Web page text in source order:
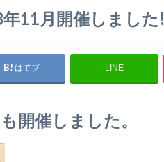
11月開催しました!
はてブ LINE
開催しました。